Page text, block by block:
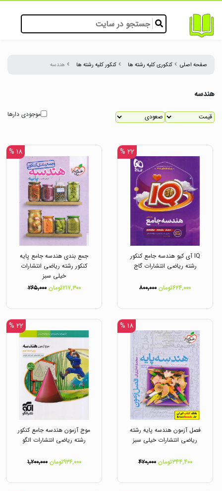
صفحه اصلی کنکوری کلیه رشته ها کنکور کلیه رشته ها هندسه
هندسه
موجودی دارها
۲۲ %
IQ آی کیو هندسه جامع کنکور
رشته ریاضی انتشارات گاج
۶۲۴,۰۰۰تومان ۸۰۰,۰۰۰
۱۸ %
جمع بندی هندسه جامع پایه
کنکور رشته ریاضی انتشارات
خیلی سبز
۲۱۷,۳۰۰تومان
۲۶۵,۰۰۰
۱۸ %
فصل آزمون هندسه پایه رشته
ریاضی انتشارات خیلی سبز
۳۴۴,۴۰۰تومان ۴۲۰,۰۰۰
۲۲ %
موج آزمون هندسه جامع کنکور
رشته ریاضی انتشارات الگو
۹۳۶,۰۰۰تومان ۱,۲۰۰,۰۰۰